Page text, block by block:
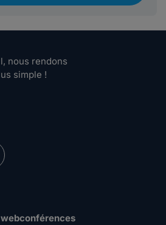
nous rendons
simple !